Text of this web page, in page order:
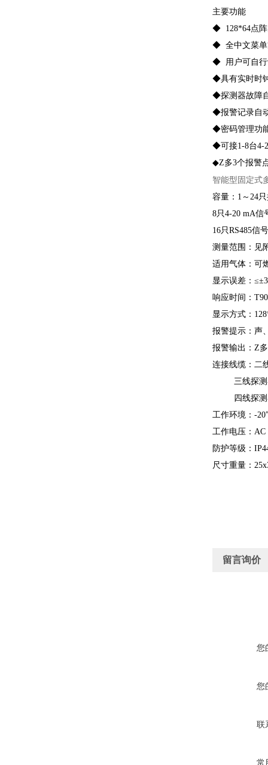
主要功能
◆ 128*64点阵
◆ 全中文菜单
◆ 用户可自行
◆具有实时时
◆探测器故障
◆报警记录自
◆密码管理功
◆可接1-8台4-
◆Z多3个报警
智能型固定式
容量：1～24
8只4-20 mA信
16只RS485信
测量范围：见
适用气体：可
显示误差：
响应时间：
显示方式：
报警提示：声
报警输出：Z
连接线缆：二
三线探测器
四线探测器
工作环境：-
工作电压：AC
防护等级：
尺寸重量：
留言询价
您
您
联
常